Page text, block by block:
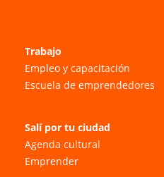
Trabajo
Empleo y capacitación
Escuela de emprendedores
Salí por tu ciudad
Agenda cultural
Emprender